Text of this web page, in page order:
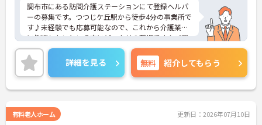
調布市にある訪問介護ステーションにて登録ヘルパ
ーの募集です。つつじケ丘駅から徒歩4分の事業所で
す♪未経験でも応募可能なので、これから介護業界
に挑戦したいという方にピッタリの職場です！ご興
味ある方は面接ポイントをお伝えしますので、お気
軽にご連絡ください。
詳細を見る 無料 紹介してもらう
有料老人ホーム 更新日：2026年07月10日